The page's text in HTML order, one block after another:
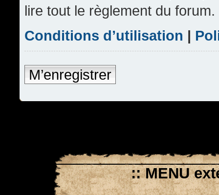
lire tout le règlement du forum.
Conditions d’utilisation |
M’enregistrer
:: MENU